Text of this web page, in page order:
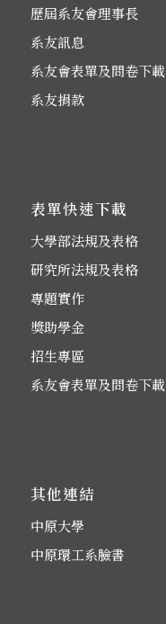
歷屆系友會理事長
系友訊息
系友會表單及問卷下載
系友捐款
表單快速下載
大學部法規及表格
研究所法規及表格
專題實作
獎助學金
招生專區
系友會表單及問卷下載
其他連結
中原大學
中原環工系臉書